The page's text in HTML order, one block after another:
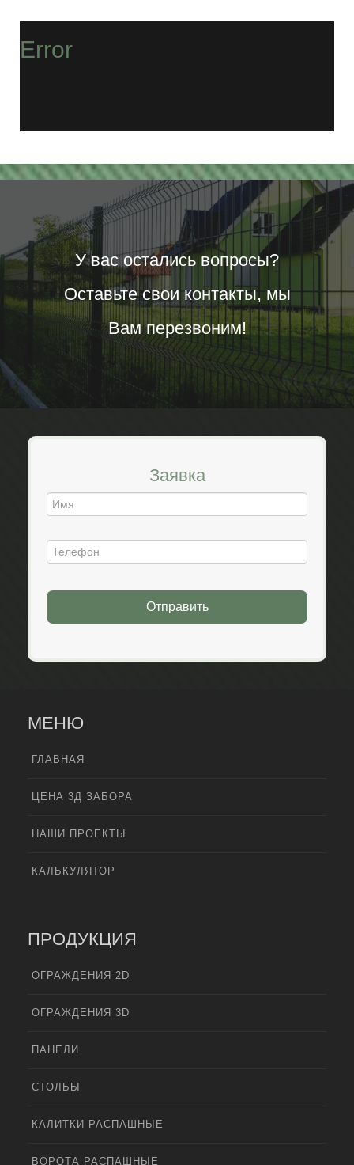
Error
У вас остались вопросы?
Оставьте свои контакты, мы
Вам перезвоним!
Заявка
Отправить
МЕНЮ
ГЛАВНАЯ
ЦЕНА 3Д ЗАБОРА
НАШИ ПРОЕКТЫ
КАЛЬКУЛЯТОР
ПРОДУКЦИЯ
ОГРАЖДЕНИЯ 2D
ОГРАЖДЕНИЯ 3D
ПАНЕЛИ
СТОЛБЫ
КАЛИТКИ РАСПАШНЫЕ
ВОРОТА РАСПАШНЫЕ